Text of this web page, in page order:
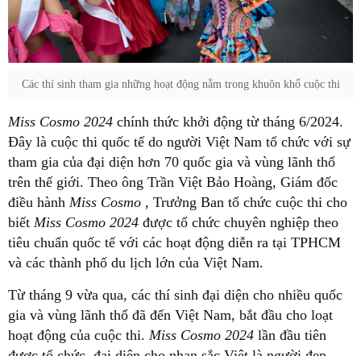
Các thí sinh tham gia những hoạt động nằm trong khuôn khổ cuộc thi
Miss Cosmo 2024 chính thức khởi động từ tháng 6/2024.
Đây là cuộc thi quốc tế do người Việt Nam tổ chức với sự
tham gia của đại diện hơn 70 quốc gia và vùng lãnh thổ
trên thế giới. Theo ông Trần Việt Bảo Hoàng, Giám đốc
điều hành Miss Cosmo , Trưởng Ban tổ chức cuộc thi cho
biết Miss Cosmo 2024 được tổ chức chuyên nghiệp theo
tiêu chuẩn quốc tế với các hoạt động diễn ra tại TPHCM
và các thành phố du lịch lớn của Việt Nam.
Từ tháng 9 vừa qua, các thí sinh đại diện cho nhiều quốc
gia và vùng lãnh thổ đã đến Việt Nam, bắt đầu cho loạt
hoạt động của cuộc thi. Miss Cosmo 2024 lần đầu tiên